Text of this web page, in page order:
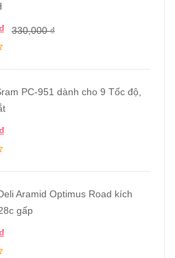
330,000₫
₫
PC-951 dành cho 9 Tốc độ,
₫
Aramid Optimus Road kích
gấp
₫